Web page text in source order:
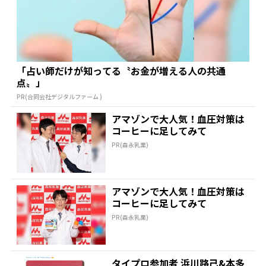
「占い師だけが知ってる〝お金が増える人の共通
点〟」
PR(合同会社デジタルファーム )
アマゾンで大人気！血圧対策は
コーヒーに足してみて
PR(森永乳業)
アマゾンで大人気！血圧対策は
コーヒーに足してみて
PR(森永乳業)
タイプロ参加者 浜川路己&本多